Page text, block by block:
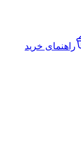
راهنمای خرید